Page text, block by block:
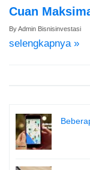
Cuan
ByAdmin Bisnisinvestasi
selengkapnya »